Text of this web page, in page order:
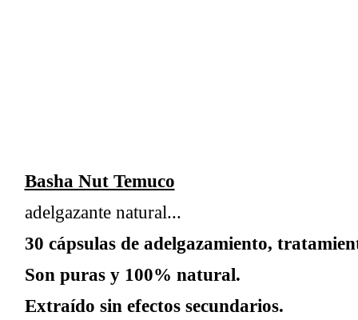
Basha Nut Temuco
adelgazante natural...
30 cápsulas de adelgazamiento,
Son puras y 100% natural.
Extraído sin efectos secundarios.